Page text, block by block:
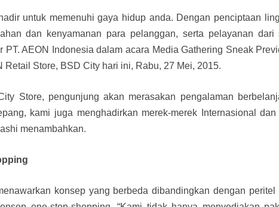
untuk memenuhi gaya hidup anda. Dengan penciptaan
dan kenyamanan para pelanggan, serta pelayanan dari
PT. AEON Indonesia dalam acara Media Gathering Sneak
Retail Store, BSD City hari ini, Rabu, 27 Mei, 2015.
Store, pengunjung akan merasakan pengalaman
kami juga menghadirkan merek-merek Internasional
menambahkan.
konsep yang berbeda dibandingkan dengan